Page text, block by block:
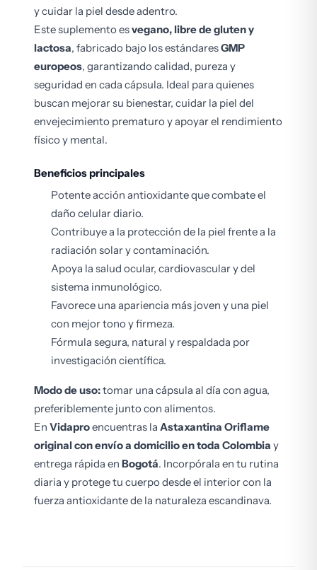
y cuidar la piel desde adentro.
Este suplemento esvegano, libre de gluten y
lactosa, fabricado bajo los estándaresGMP
europeos, garantizando calidad, pureza y
seguridad en cada cápsula. Ideal para quienes
buscan mejorar su bienestar, cuidar la piel del
envejecimiento prematuro y apoyar el rendimiento
físico y mental.
Beneficios principales
Potente acción antioxidante que combate el
daño celular diario.
Contribuye a la protección de la piel frente a la
radiación solar y contaminación.
Apoya la salud ocular, cardiovascular y del
sistema inmunológico.
Favorece una apariencia más joven y una piel
con mejor tono y firmeza.
Fórmula segura, natural y respaldada por
investigación científica.
Modo de uso:tomar una cápsula al día con agua,
preferiblemente junto con alimentos.
En Vidaproencuentras la Astaxantina Oriflame
original con envío a domicilio en toda Colombia y
entrega rápida en Bogotá. Incorpórala en tu rutina
diaria y protege tu cuerpo desde el interior con la
fuerza antioxidante de la naturaleza escandinava.